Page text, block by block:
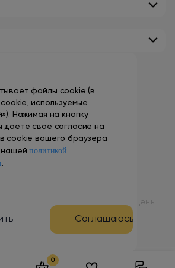
файлы cookie (в
используемые
Нажимая на кнопку
даете свое согласие на
cookie вашего браузера
нашейполитикой
.
Соглашаюсь
+7 (495) 149-10-99
пн-пт: 9:00 – 18:00
сб-вс: выходной
Вэйп Сити». Все права защищены.
и продвижение сайта
0